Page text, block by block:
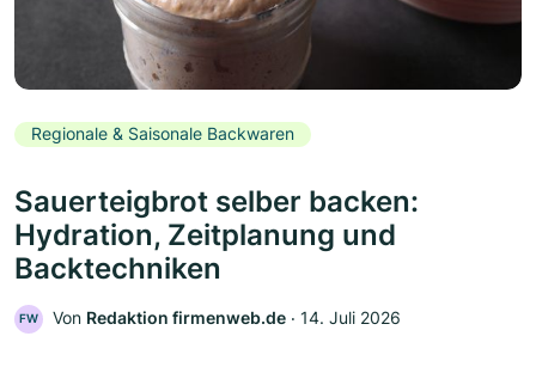
Regionale & Saisonale Backwaren
Sauerteigbrot selber backen:
Hydration, Zeitplanung und
Backtechniken
FW Von Redaktion firmenweb.de ‧ 14. Juli 2026